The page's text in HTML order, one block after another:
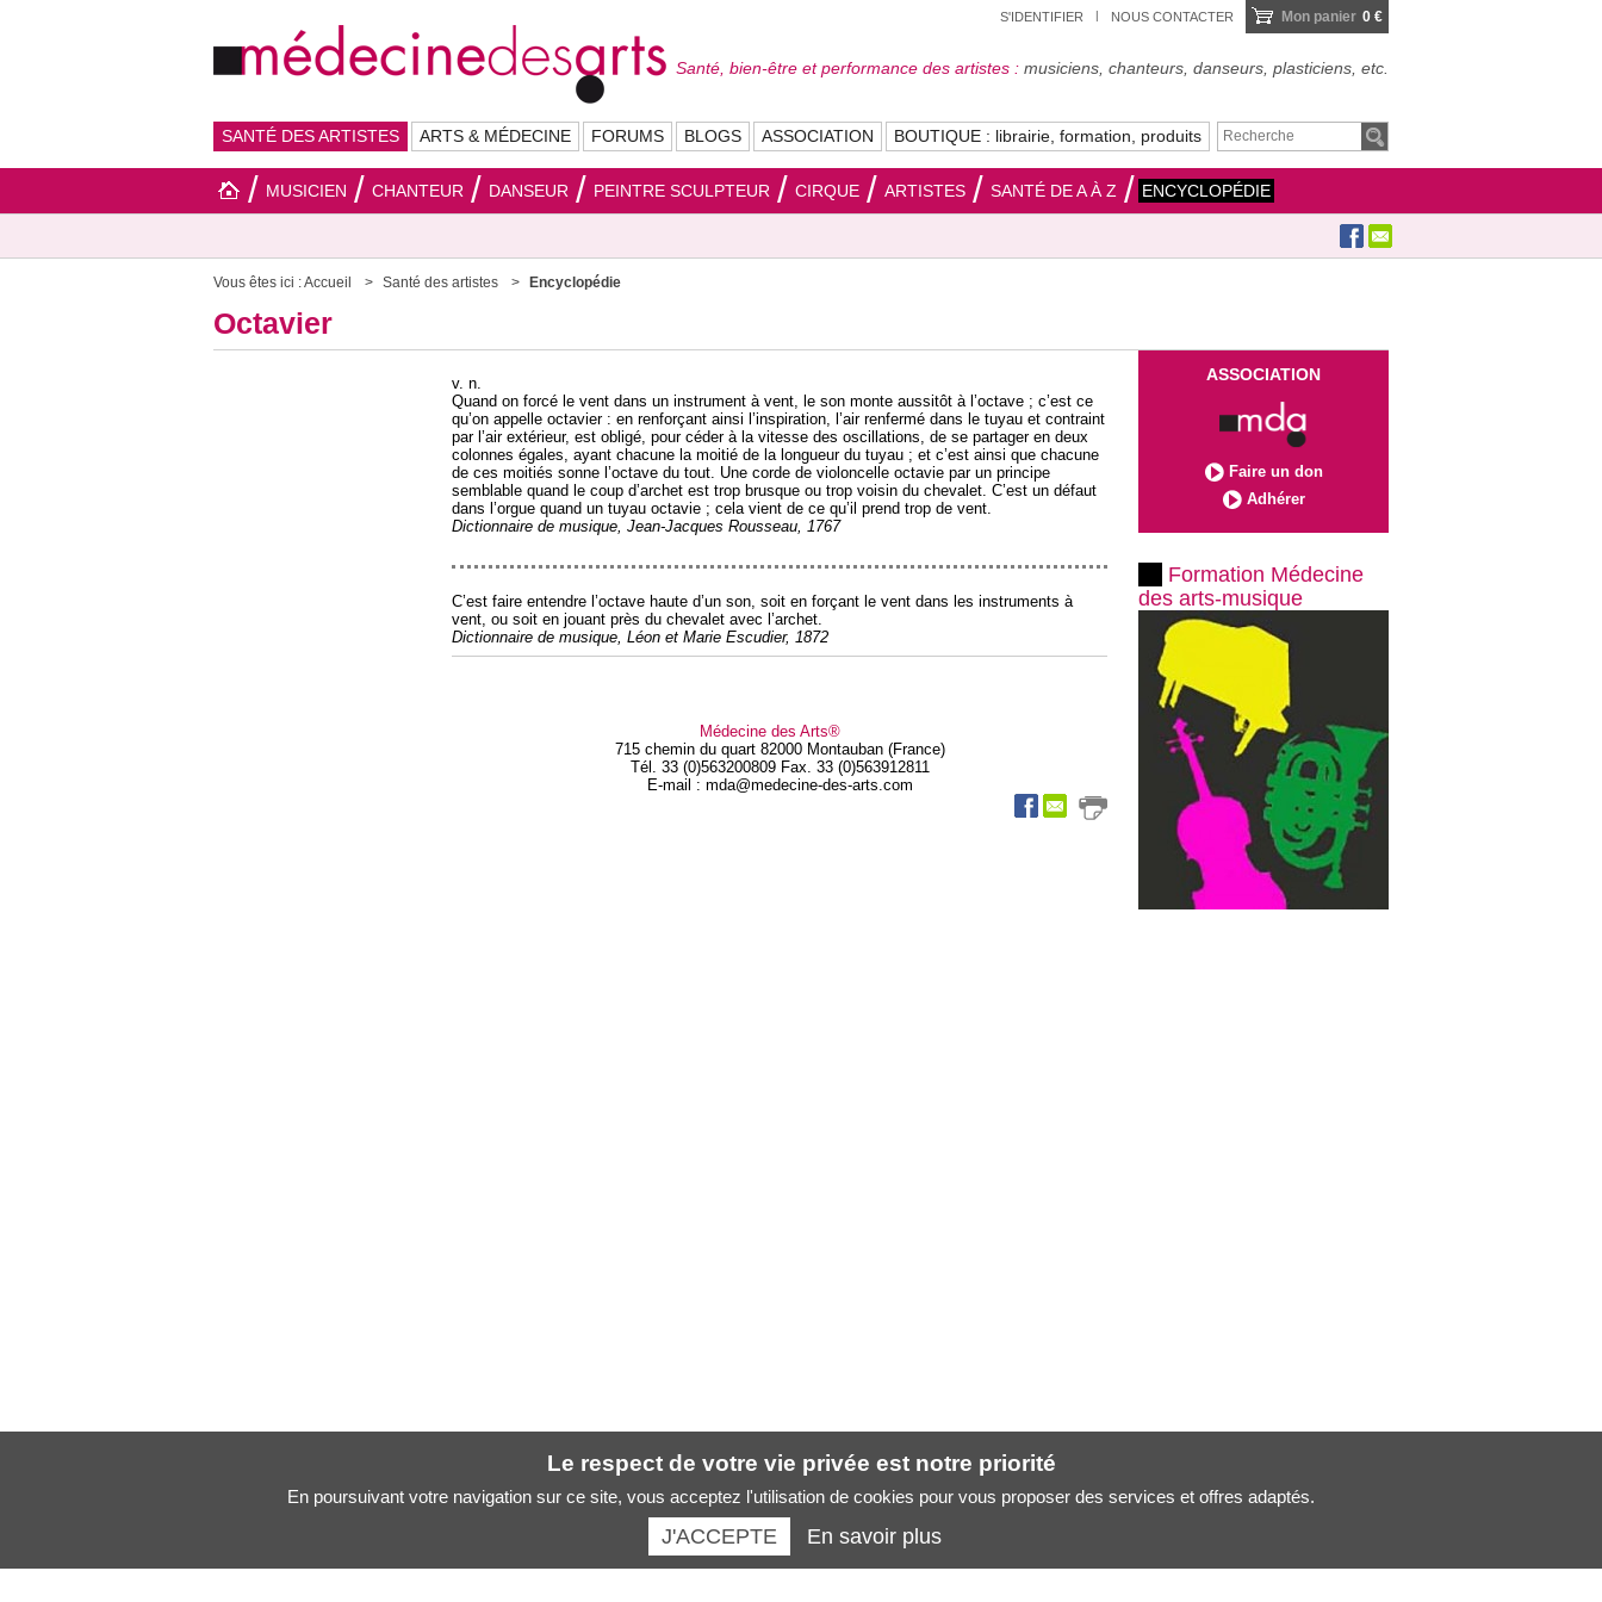
S'IDENTIFIER NOUS CONTACTER Mon panier 0 €
Santé, bien-être et performance des artistes : musiciens, chanteurs, danseurs, plasticiens, etc.
SANTÉ DES ARTISTES ARTS & MÉDECINE FORUMS BLOGS ASSOCIATION BOUTIQUE : librairie, formation, produits
MUSICIEN CHANTEUR DANSEUR PEINTRE SCULPTEUR CIRQUE ARTISTES SANTÉ DE A À Z ENCYCLOPÉDIE
Vous êtes ici :Accueil Santé des artistes Encyclopédie
Octavier
v. n.
Quand on forcé le vent dans un instrument à vent, le son monte aussitôt à l’octave ; c’est ce
qu’on appelle octavier : en renforçant ainsi l’inspiration, l’air renfermé dans le tuyau et contraint
par l’air extérieur, est obligé, pour céder à la vitesse des oscillations, de se partager en deux
colonnes égales, ayant chacune la moitié de la longueur du tuyau ; et c’est ainsi que chacune
de ces moitiés sonne l’octave du tout. Une corde de violoncelle octavie par un principe
semblable quand le coup d’archet est trop brusque ou trop voisin du chevalet. C’est un défaut
dans l’orgue quand un tuyau octavie ; cela vient de ce qu’il prend trop de vent.
Dictionnaire de musique, Jean-Jacques Rousseau, 1767
C’est faire entendre l’octave haute d’un son, soit en forçant le vent dans les instruments à
vent, ou soit en jouant près du chevalet avec l’archet.
Dictionnaire de musique, Léon et Marie Escudier, 1872
Médecine des Arts®
715 chemin du quart 82000 Montauban (France)
Tél. 33 (0)563200809 Fax. 33 (0)563912811
E-mail : mda@medecine-des-arts.com
ASSOCIATION
Faire un don
Adhérer
Formation Médecine
des arts-musique
Le respect de votre vie privée est notre priorité
En poursuivant votre navigation sur ce site, vous acceptez l'utilisation de cookies pour vous proposer des services et offres adaptés.
J'ACCEPTE En savoir plus